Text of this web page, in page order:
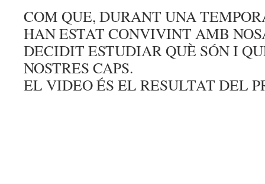
COM QUE, DURANT UNA
HAN ESTAT CONVIVINT AMB
DECIDIT ESTUDIAR QUÈ SÓN I
NOSTRES CAPS.
EL VIDEO ÉS EL RESULTAT DEL